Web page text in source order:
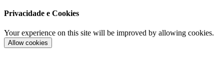
Privacidade e Cookies
Your experience on this site will be improved by allowing cookies.
Allow cookies